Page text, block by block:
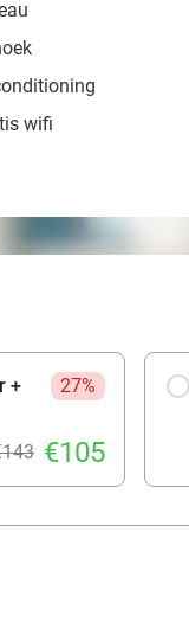
wifi
+
27%
€105